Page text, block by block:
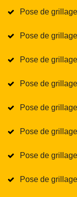
Pose de
Pose de
Pose de
Pose de
Pose de
Pose de
Pose de
Pose de